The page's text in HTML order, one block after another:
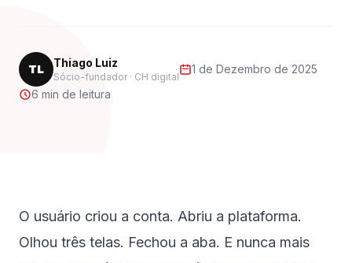
TL Thiago Luiz
Sócio-fundador · CH digital
1 de Dezembro de 2025
6 min de leitura
O usuário criou a conta. Abriu a plataforma.
Olhou três telas. Fechou a aba. E nunca mais